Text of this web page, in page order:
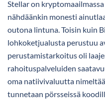
Stellar on
nähdäänkin monesti
outona lintuna. Toisin kuin
lohkoketjualusta perustuu
perustamistarkoitus oli
rahoituspalveluiden
oma natiivivaluutta
tunnetaan pörsseissä